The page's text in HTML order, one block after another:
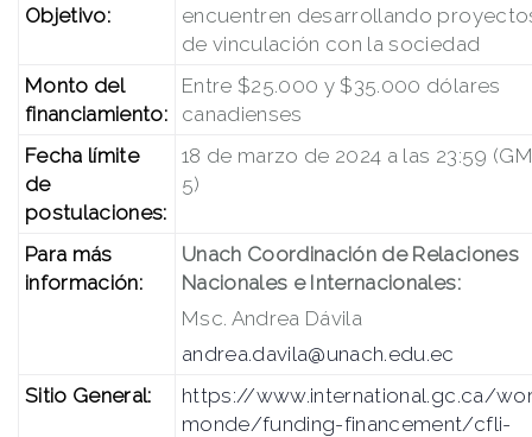
Objetivo:
encuentren desarrollando
de vinculación con la sociedad
Monto del
financiamiento:
Entre $25.000 y $35.000 dólares
canadienses
Fecha límite
de
postulaciones:
18 de marzo de 2024 a las 23:59
5)
Para más
información:
Unach Coordinación de Relaciones
Nacionales e Internacionales:
Msc. Andrea Dávila
andrea.davila@unach.edu.ec
Sitio General:
https://www.international.gc.ca/
monde/funding-financement/cfli-